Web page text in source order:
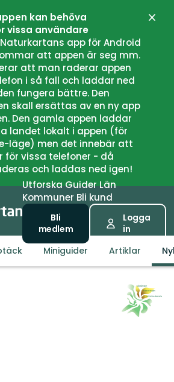
kan behöva
vissa användare
app för Android
att appen är seg mm.
att man raderar appen
i så fall och laddar ned
fungera bättre. Den
skall ersättas av en ny app
Den gamla appen laddar
landet lokalt i appen (för
läge) men det innebär att
för vissa telefoner - då
och laddas ned igen!
UtforskaGuiderLän
Kommuner Bli kund
Bli
medlem
Logga
in
Miniguider Artiklar